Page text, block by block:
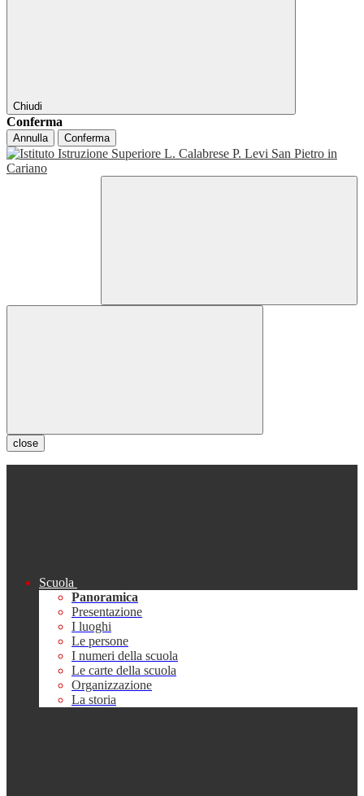
Chiudi
Conferma
Annulla Conferma
close
Scuola
Panoramica
Presentazione
I luoghi
Le persone
I numeri della scuola
Le carte della scuola
Organizzazione
La storia